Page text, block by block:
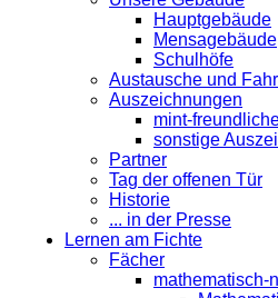
Hauptgebäude
Mensagebäude
Schulhöfe
Austausche und
Auszeichnungen
mint-
sonstige
Partner
Tag der offenen Tür
Historie
... in der Presse
Lernen am Fichte
Fächer
mathematisch-